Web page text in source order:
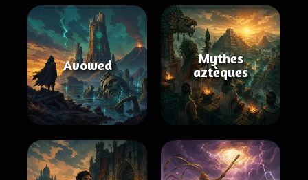
Avowed
Mythes
aztèques